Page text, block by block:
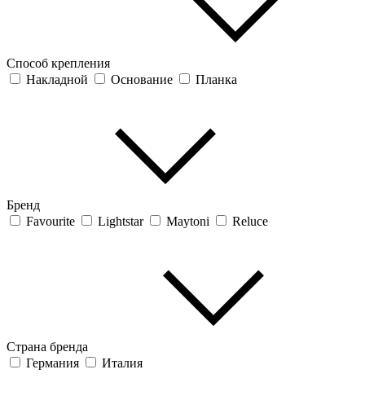
Способ крепления
Накладной
Основание Планка
Бренд
Favourite
Lightstar Maytoni Reluce
Страна бренда
Германия
Италия